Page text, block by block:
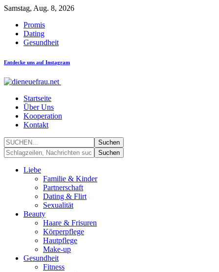
Samstag, Aug. 8, 2026
Promis
Dating
Gesundheit
Entdecke uns auf Instagram
Startseite
Über Uns
Kooperation
Kontakt
Liebe
Familie & Kinder
Partnerschaft
Dating & Flirt
Sexualität
Beauty
Haare & Frisuren
Körperpflege
Hautpflege
Make-up
Gesundheit
Fitness